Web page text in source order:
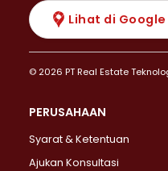
Lihat di Google
© 2026 PT Real Estate
PERUSAHAAN
Syarat & Ketentuan
Ajukan Konsultasi